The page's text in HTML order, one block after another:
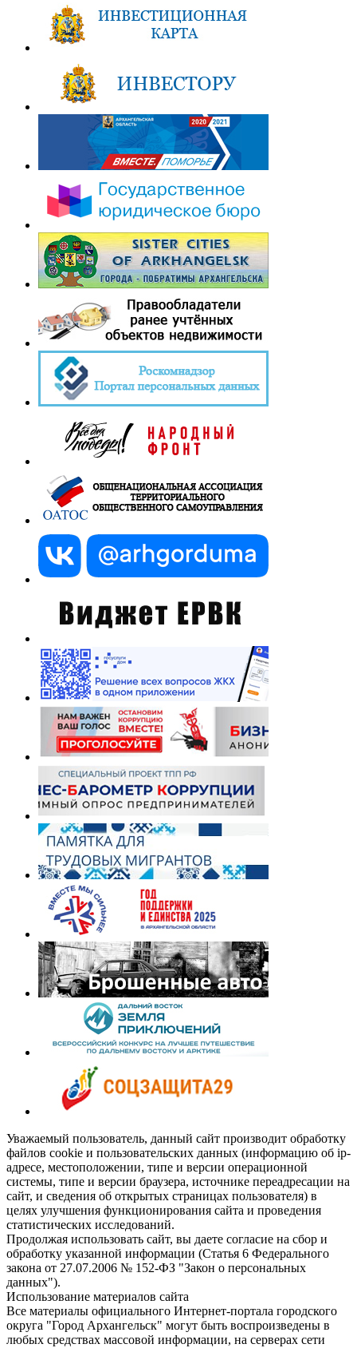
Уважаемый пользователь, данный сайт производит обработку
файлов cookie и пользовательских данных (информацию об ip-
адресе, местоположении, типе и версии операционной
системы, типе и версии браузера, источнике переадресации на
сайт, и сведения об открытых страницах пользователя) в
целях улучшения функционирования сайта и проведения
статистических исследований.
Продолжая использовать сайт, вы даете согласие на сбор и
обработку указанной информации (Статья 6 Федерального
закона от 27.07.2006 № 152-ФЗ "Закон о персональных
данных").
Использование материалов сайта
Все материалы официального Интернет-портала городского
округа "Город Архангельск" могут быть воспроизведены в
любых средствах массовой информации, на серверах сети